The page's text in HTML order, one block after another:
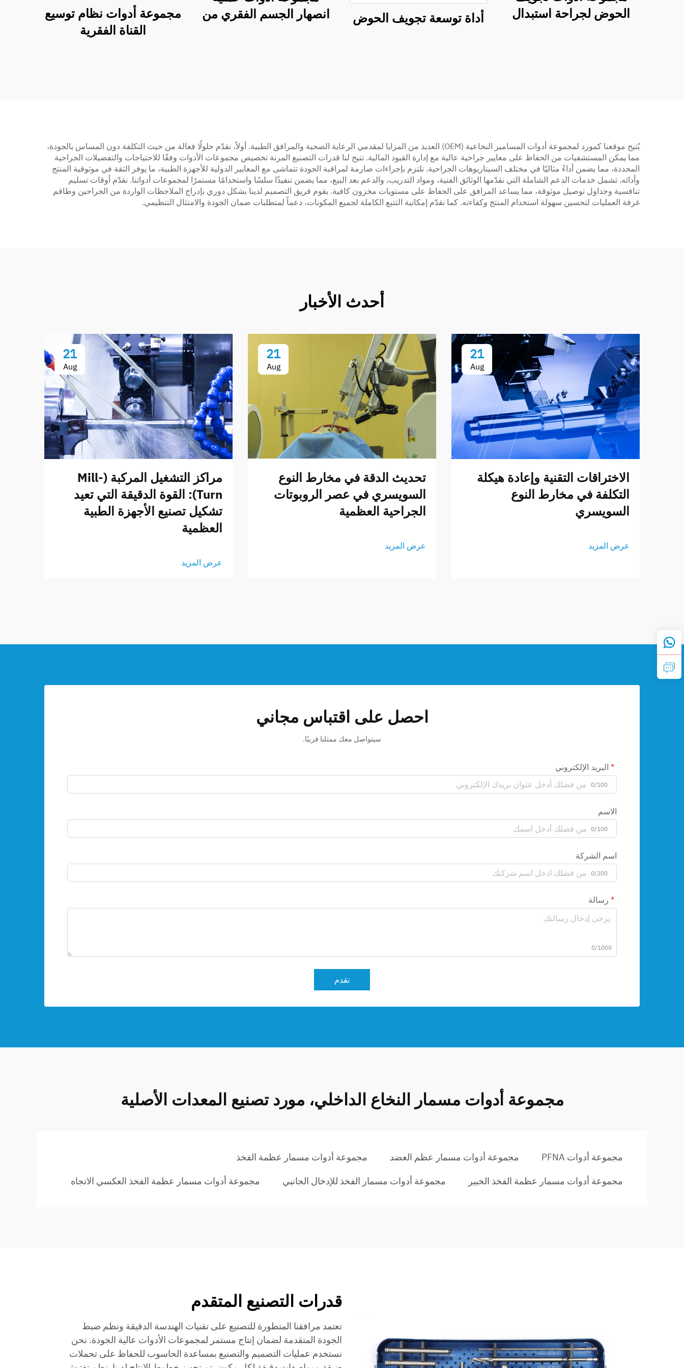
الحوض لجراحة استبدال
أداة توسعة تجويف الحوض
انصهار الجسم الفقري من
مجموعة أدوات نظام توسيع
القناة الفقرية
يُتيح موقعنا كمورد لمجموعة أدوات المسامير النخاعية (OEM) العديد من المزايا لمقدمي الرعاية الصحية والمرافق الطبية. أولاً، نقدّم حلولًا فعالة من حيث التكلفة دون المساس بالجودة،
مما يمكن المستشفيات من الحفاظ على معايير جراحية عالية مع إدارة القيود المالية. تتيح لنا قدرات التصنيع المرنة تخصيص مجموعات الأدوات وفقًا للاحتياجات والتفضيلات الجراحية
المحددة، مما يضمن أداءً مثاليًا في مختلف السيناريوهات الجراحية. نلتزم بإجراءات صارمة لمراقبة الجودة تتماشى مع المعايير الدولية للأجهزة الطبية، ما يوفر الثقة في موثوقية المنتج
وأدائه. تشمل خدمات الدعم الشاملة التي نقدّمها الوثائق الفنية، ومواد التدريب، والدعم بعد البيع، مما يضمن تنفيذًا سلسًا واستخدامًا مستمرًا لمجموعات أدواتنا. نقدّم أوقات تسليم
تنافسية وجداول توصيل موثوقة، مما يساعد المرافق على الحفاظ على مستويات مخزون كافية. يقوم فريق التصميم لدينا بشكل دوري بإدراج الملاحظات الواردة من الجراحين وطاقم
غرفة العمليات لتحسين سهولة استخدام المنتج وكفاءته. كما نقدّم إمكانية التتبع الكاملة لجميع المكونات، دعماً لمتطلبات ضمان الجودة والامتثال التنظيمي.
أحدث الأخبار
21
Aug
الاختراقات التقنية وإعادة هيكلة
التكلفة في مخارط النوع
السويسري
عرض المزيد
21
Aug
تحديث الدقة في مخارط النوع
السويسري في عصر الروبوتات
الجراحية العظمية
عرض المزيد
21
Aug
مراكز التشغيل المركبة (Mill-
Turn): القوة الدقيقة التي تعيد
تشكيل تصنيع الأجهزة الطبية
العظمية
عرض المزيد
احصل على اقتباس مجاني
سيتواصل معك ممثلنا قريبًا.
البريد الإلكتروني
0/100
الاسم
0/100
اسم الشركة
0/200
رسالة
0/1000
تقدم
مجموعة أدوات مسمار النخاع الداخلي، مورد تصنيع المعدات الأصلية
مجموعة أدوات PFNA مجموعة أدوات مسمار عظم العضد مجموعة أدوات مسمار عظمة الفخذ
مجموعة أدوات مسمار عظمة الفخذ الخبير مجموعة أدوات مسمار الفخذ للإدخال الجانبي مجموعة أدوات مسمار عظمة الفخذ العكسي الاتجاه
قدرات التصنيع المتقدم
تعتمد مرافقنا المتطورة للتصنيع على تقنيات الهندسة الدقيقة ونظم ضبط
الجودة المتقدمة لضمان إنتاج مستمر لمجموعات الأدوات عالية الجودة. نحن
نستخدم عمليات التصميم والتصنيع بمساعدة الحاسوب للحفاظ على تحملات